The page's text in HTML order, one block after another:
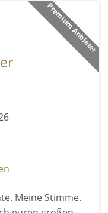
Premium Anbieter
Meine Stimme.